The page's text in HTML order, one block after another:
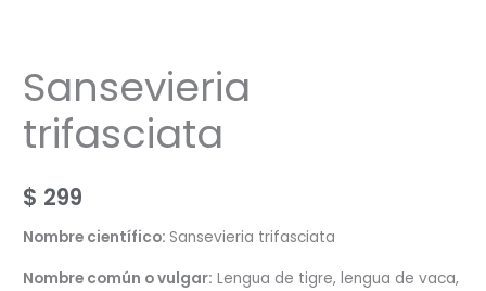
Sansevieria
trifasciata
$ 299
Nombre científico: Sansevieria trifasciata
Nombre común o vulgar: Lengua de tigre, lengua de vaca,